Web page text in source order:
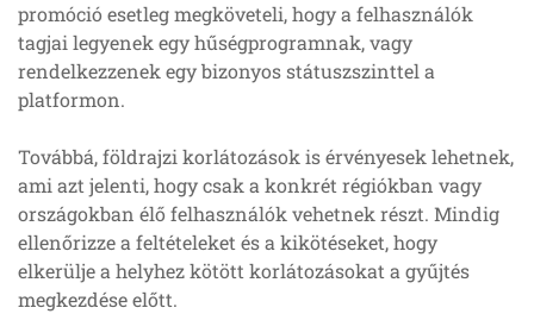
promóció esetleg megköveteli, hogy a felhasználók
tagjai legyenek egy hűségprogramnak, vagy
rendelkezzenek egy bizonyos státuszszinttel a
platformon.
Továbbá, földrajzi korlátozások is érvényesek lehetnek,
ami azt jelenti, hogy csak a konkrét régiókban vagy
országokban élő felhasználók vehetnek részt. Mindig
ellenőrizze a feltételeket és a kikötéseket, hogy
elkerülje a helyhez kötött korlátozásokat a gyűjtés
megkezdése előtt.